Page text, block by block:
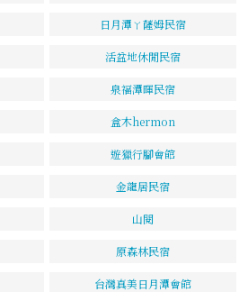
日月潭ㄚ薩姆民宿
活盆地休閒民宿
泉福潭暉民宿
盒木hermon
遊獵行腳會館
金龍居民宿
山閱
原森林民宿
台灣真美日月潭會館